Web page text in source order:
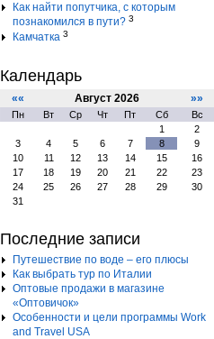
Как найти попутчика, с которым
познакомился в пути? 3
Камчатка 3
Календарь
«« Август 2026 »»
Пн Вт Ср Чт Пт Сб
Вс
1
2
3
4 5 6 7 8
9
10
11 12 13 14 15
16
17
18 19 20 21 22
23
24
25 26 27 28 29
30
31
Последние записи
Путешествие по воде – его плюсы
Как выбрать тур по Италии
Оптовые продажи в магазине
«Оптовичок»
Особенности и цели программы Work
and Travel USA